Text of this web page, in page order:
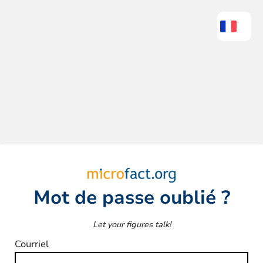
Mot de passe oublié ?
Let your figures talk!
Courriel